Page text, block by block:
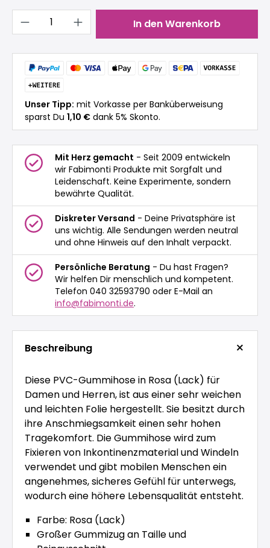
Produkt Anzahl: Gib den
In den Warenkorb
Unser Tipp: mit Vorkasse per Banküberweisung
sparst Du 1,10 € dank 5% Skonto.
Mit Herz gemacht - Seit 2009 entwickeln
wir Fabimonti Produkte mit Sorgfalt und
Leidenschaft. Keine Experimente, sondern
bewährte Qualität.
Diskreter Versand - Deine Privatsphäre ist
uns wichtig. Alle Sendungen werden neutral
und ohne Hinweis auf den Inhalt verpackt.
Persönliche Beratung - Du hast Fragen?
Wir helfen Dir menschlich und kompetent.
Telefon 040 32593790 oder E-Mail an
info@fabimonti.de.
Beschreibung
Diese PVC-Gummihose in Rosa (Lack) für
Damen und Herren, ist aus einer sehr weichen
und leichten Folie hergestellt. Sie besitzt durch
ihre Anschmiegsamkeit einen sehr hohen
Tragekomfort. Die Gummihose wird zum
Fixieren von Inkontinenzmaterial und Windeln
verwendet und gibt mobilen Menschen ein
angenehmes, sicheres Gefühl für unterwegs,
wodurch eine höhere Lebensqualität entsteht.
Farbe: Rosa (Lack)
Großer Gummizug an Taille und